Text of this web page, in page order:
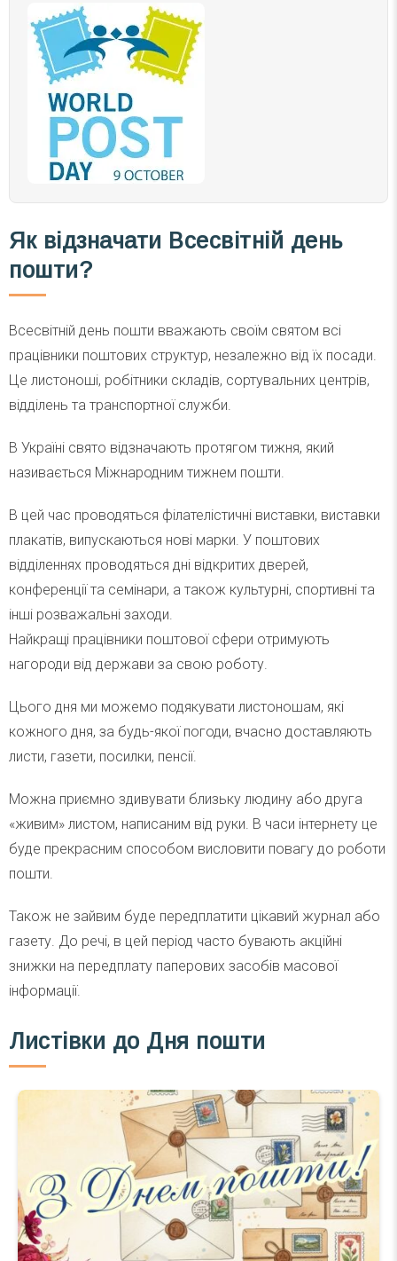
Як відзначати Всесвітній день
пошти?
Всесвітній день пошти вважають своїм святом всі
працівники поштових структур, незалежно від їх посади.
Це листоноші, робітники складів, сортувальних центрів,
відділень та транспортної служби.
В Україні свято відзначають протягом тижня, який
називається Міжнародним тижнем пошти.
В цей час проводяться філателістичні виставки, виставки
плакатів, випускаються нові марки. У поштових
відділеннях проводяться дні відкритих дверей,
конференції та семінари, а також культурні, спортивні та
інші розважальні заходи.
Найкращі працівники поштової сфери отримують
нагороди від держави за свою роботу.
Цього дня ми можемо подякувати листоношам, які
кожного дня, за будь-якої погоди, вчасно доставляють
листи, газети, посилки, пенсії.
Можна приємно здивувати близьку людину або друга
«живим» листом, написаним від руки. В часи інтернету це
буде прекрасним способом висловити повагу до роботи
пошти.
Також не зайвим буде передплатити цікавий журнал або
газету. До речі, в цей період часто бувають акційні
знижки на передплату паперових засобів масової
інформації.
Листівки до Дня пошти